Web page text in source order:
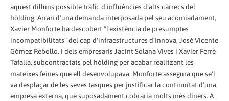
aquest dilluns possible tràfic d'influències d'alts càrrecs del
hòlding. Arran d'una demanda interposada pel seu acomiadament,
Xavier Monforte ha descobert "l'existència de presumptes
incompatibilitats" del cap d'infraestructures d'Innova, José Vicente
Gómez Rebollo, i dels empresaris Jacint Solana Vives i Xavier Ferré
Tafalla, subcontractats pel hòlding per acabar realitzant les
mateixes feines que ell desenvolupava. Monforte assegura que se'l
va desplaçar de les seves tasques per justificar la continuïtat d'una
empresa externa, que suposadament cobraria molts més diners. A